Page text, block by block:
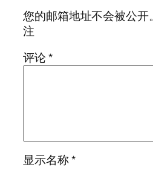
您的邮箱地址不会被公开。
注
评论*
显示名称*